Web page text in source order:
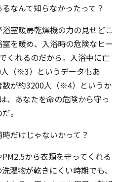
なんて知らなかったって？
室暖房乾燥機の力の見せどこ
を暖め、入浴時の危険なヒー
くれるのだから。入浴中に亡
（※3）というデータもあ
数が約3200人（※4）というか
、あなたを命の危険から守っ
。
だけじゃないかって？
から衣類を守ってくれる
濯物が乾きにくい時期でも、